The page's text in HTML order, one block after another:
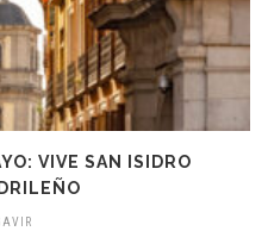
VIVE SAN ISIDRO